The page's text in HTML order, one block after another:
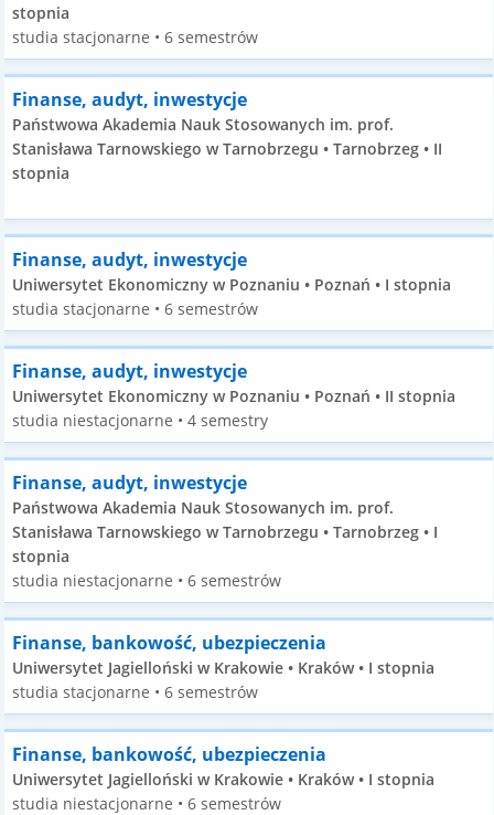
stopnia
studia stacjonarne • 6 semestrów
Finanse, audyt, inwestycje
Państwowa Akademia Nauk Stosowanych im. prof.
Stanisława Tarnowskiego w Tarnobrzegu • Tarnobrzeg • II
stopnia
Finanse, audyt, inwestycje
Uniwersytet Ekonomiczny w Poznaniu • Poznań • I stopnia
studia stacjonarne • 6 semestrów
Finanse, audyt, inwestycje
Uniwersytet Ekonomiczny w Poznaniu • Poznań • II stopnia
studia niestacjonarne • 4 semestry
Finanse, audyt, inwestycje
Państwowa Akademia Nauk Stosowanych im. prof.
Stanisława Tarnowskiego w Tarnobrzegu • Tarnobrzeg • I
stopnia
studia niestacjonarne • 6 semestrów
Finanse, bankowość, ubezpieczenia
Uniwersytet Jagielloński w Krakowie • Kraków • I stopnia
studia stacjonarne • 6 semestrów
Finanse, bankowość, ubezpieczenia
Uniwersytet Jagielloński w Krakowie • Kraków • I stopnia
studia niestacjonarne • 6 semestrów